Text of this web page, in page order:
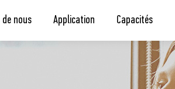
nous Application Capacités